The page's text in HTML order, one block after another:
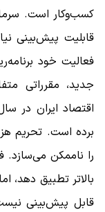
کسب‌وکار است.
قابلیت پیش‌بینی
فعالیت خود
جدید، مقرراتی
اقتصاد ایران در
برده است. تحریم
را ناممکن می‌سازد.
بالاتر تطبیق دهد،
قابل پیش‌بینی